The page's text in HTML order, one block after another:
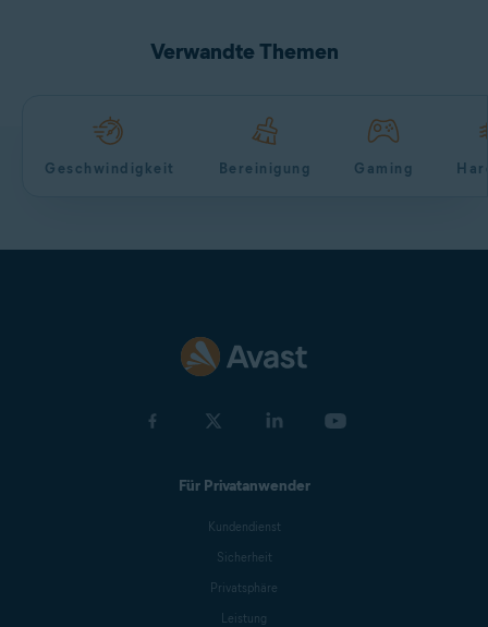
Verwandte Themen
Geschwindigkeit Bereinigung Gaming
Für Privatanwender
Kundendienst
Sicherheit
Privatsphäre
Leistung